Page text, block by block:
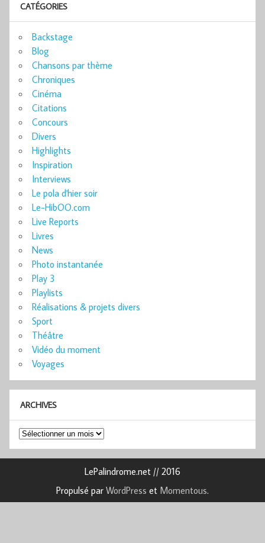
CATÉGORIES
Backstage
Blog
Chansons par thème
Chroniques
Cinéma
Citations
Concours
Divers
Highlights
Inspiration
Interviews
Le pola d'hier soir
Le-HibOO.com
Live Reports
Livres
News
Photo instantanée
Play 3
Playlists
Réalisations & projets divers
Sport
Théâtre
Vidéo du moment
Voyages
ARCHIVES
Archives
LePalindrome.net // 2016
Propulsé par WordPress et Momentous.